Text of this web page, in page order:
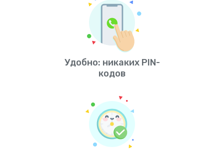
Удобно: никаких PIN-
кодов